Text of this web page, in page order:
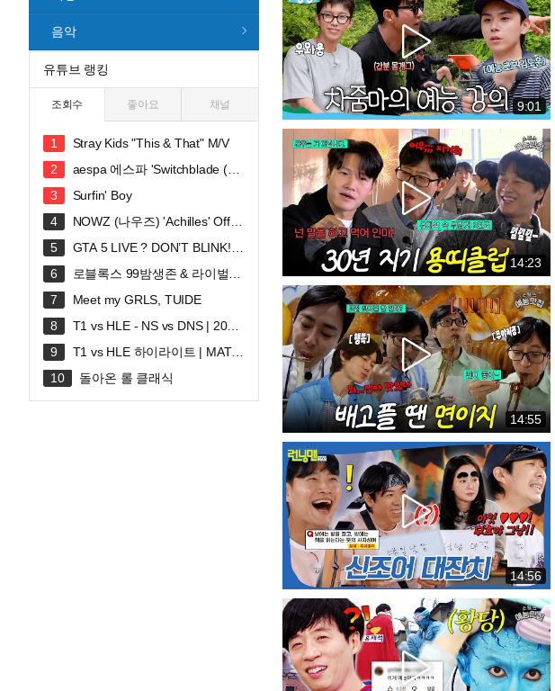
음악
유튜브 랭킹
조회수 좋아요 채널
Stray Kids "This & That" M/V
aespa 에스파 'Switchblade (Fe
at. Ty Dolla $ign)' MV
Surfin' Boy
NOWZ (나우즈) 'Achilles' Offici
al Music Video
GTA 5 LIVE ? DON’T BLINK! S
ECRET MOD ACTIVATED #gtalive #
gtaonline
로블록스 99밤생존 & 라이벌시
참 쭈현이와 GOGO씽
Meet my GRLS, TUIDE
T1 vs HLE - NS vs DNS | 2026
LCK
T1 vs HLE 하이라이트 | MATC
H 30 | 2026 LoL KeSPA CUP
돌아온 롤 클래식
9:01
14:23
14:55
14:56